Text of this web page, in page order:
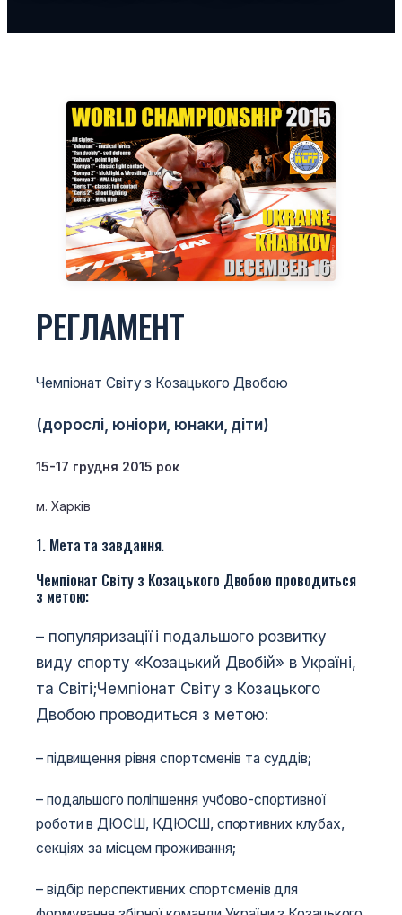
РЕГЛАМЕНТ
Чемпіонат Світу з Козацького Двобою
(дорослі, юніори, юнаки, діти)
15-17 грудня 2015 рок
м. Харків
1. Мета та завдання.
Чемпіонат Світу з Козацького Двобою проводиться
з метою:
– популяризації і подальшого розвитку
виду спорту «Козацький Двобій» в Україні,
та Світі;Чемпіонат Світу з Козацького
Двобою проводиться з метою:
– підвищення рівня спортсменів та суддів;
– подальшого поліпшення учбово-спортивної
роботи в ДЮСШ, КДЮСШ, спортивних клубах,
секціях за місцем проживання;
– відбір перспективних спортсменів для